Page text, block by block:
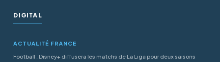
DIGITAL
ACTUALITÉ FRANCE
Football : Disney+ diffusera les matchs de La Liga pour deux saisons